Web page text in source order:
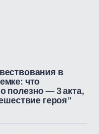
в
что
полезно — 3 акта,
героя”